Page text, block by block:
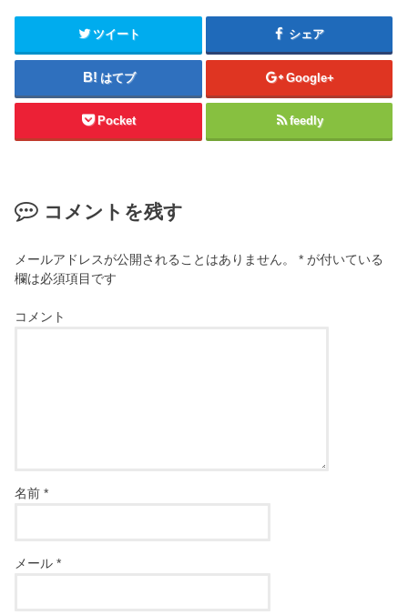
ツイート シェア
はてブ Google+
Pocket feedly
コメントを残す
メールアドレスが公開されることはありません。 * が付いている
欄は必須項目です
コメント
名前*
メール*